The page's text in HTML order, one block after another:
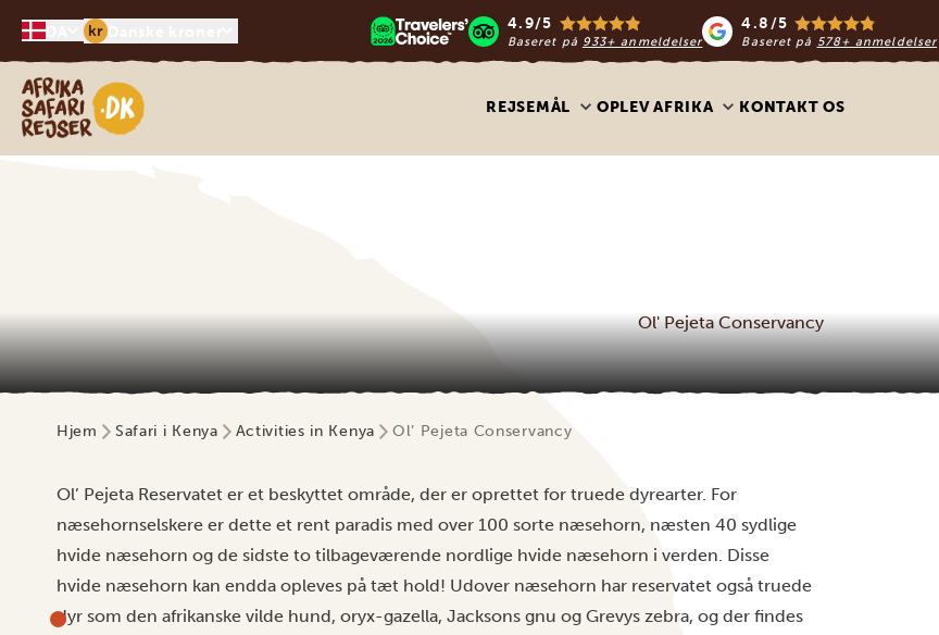
kr 4.9/5
Baseret på 933+ anmeldelser
4.8/5
Baseret på 578+ anmeldelser
Safari-rejser i Afrika
REJSEMÅL OPLEV AFRIKA KONTAKT OS
Ol' Pejeta Conservancy
Hjem Safari i Kenya Activities in Kenya Ol’ Pejeta Conservancy
Ol’ Pejeta Reservatet er et beskyttet område, der er oprettet for truede dyrearter. For
næsehornselskere er dette et rent paradis med over 100 sorte næsehorn, næsten 40 sydlige
hvide næsehorn og de sidste to tilbageværende nordlige hvide næsehorn i verden. Disse
hvide næsehorn kan endda opleves på tæt hold! Udover næsehorn har reservatet også truede
dyr som den afrikanske vilde hund, oryx-gazella, Jacksons gnu og Grevys zebra, og der findes